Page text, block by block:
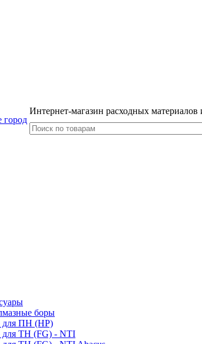
город
Интернет-магазин расходных
боры
для ПН (HP)
для ТН (FG) - NTI